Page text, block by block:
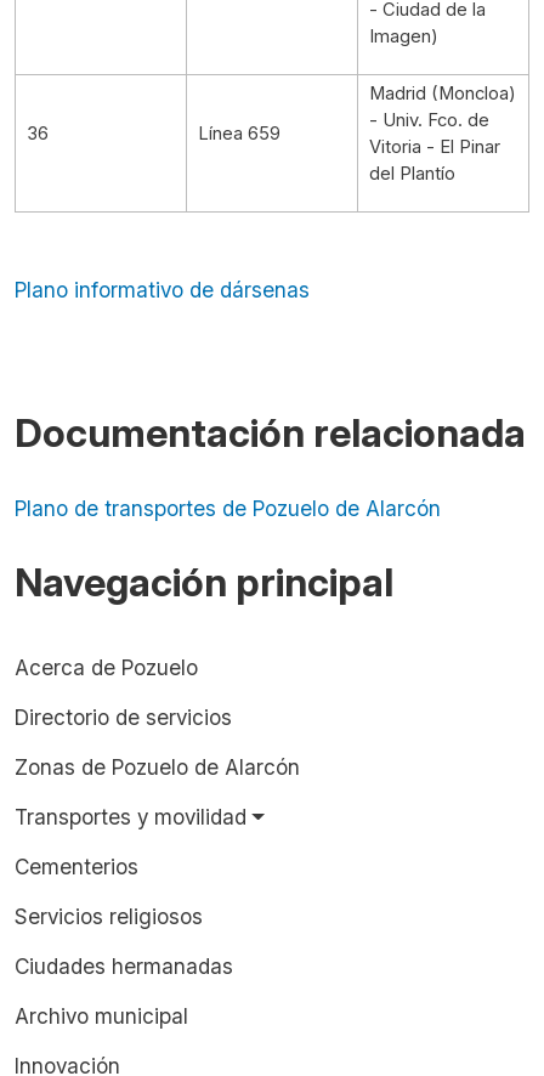
Navegación principal
Acerca de Pozuelo
Directorio de servicios
Zonas de Pozuelo de Alarcón
Transportes y movilidad
Cementerios
Servicios religiosos
Ciudades hermanadas
Archivo municipal
Innovación
- Ciudad de la
Imagen)
36 Línea 659
Madrid (Moncloa)
- Univ. Fco. de
Vitoria - El Pinar
del Plantío
Plano informativo de dársenas
Documentación relacionada
Plano de transportes de Pozuelo de Alarcón